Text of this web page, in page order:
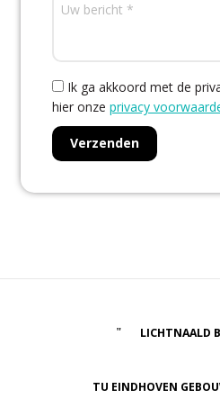
Ik ga akkoord met de
hier onze privacy
LICHTNAALD
TU EINDHOVEN